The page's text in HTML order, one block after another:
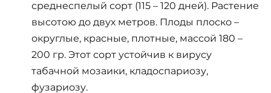
среднеспелый сорт (115 – 120 дней). Растение
высотою до двух метров. Плоды плоско –
округлые, красные, плотные, массой 180 –
200 гр. Этот сорт устойчив к вирусу
табачной мозаики, кладоспариозу,
фузариозу.